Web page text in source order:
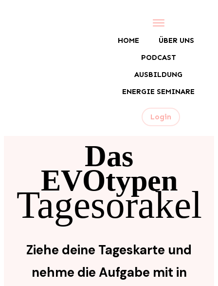
HOME
ÜBER UNS
PODCAST
AUSBILDUNG
ENERGIE SEMINARE
Login
Das
EVOtypen
Tagesorakel
Ziehe deine Tageskarte und
nehme die Aufgabe mit in